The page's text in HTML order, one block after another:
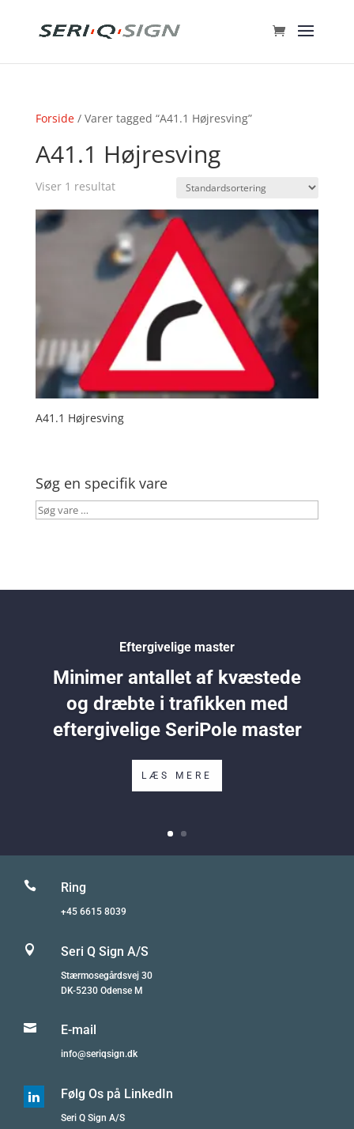
Forside/ Varer tagged “A41.1 Højresving”
A41.1 Højresving
Viser 1 resultat
A41.1 Højresving
Søg en specifik vare
Søg
Eftergivelige master
Minimer antallet af kvæstede
og dræbte i trafikken med
eftergivelige SeriPole master
LÆS MERE
 Ring
+45 6615 8039
 Seri Q Sign A/S
Stærmosegårdsvej 30
DK-5230 Odense M
 E-mail
info@seriqsign.dk
 Følg Os på LinkedIn
Seri Q Sign A/S